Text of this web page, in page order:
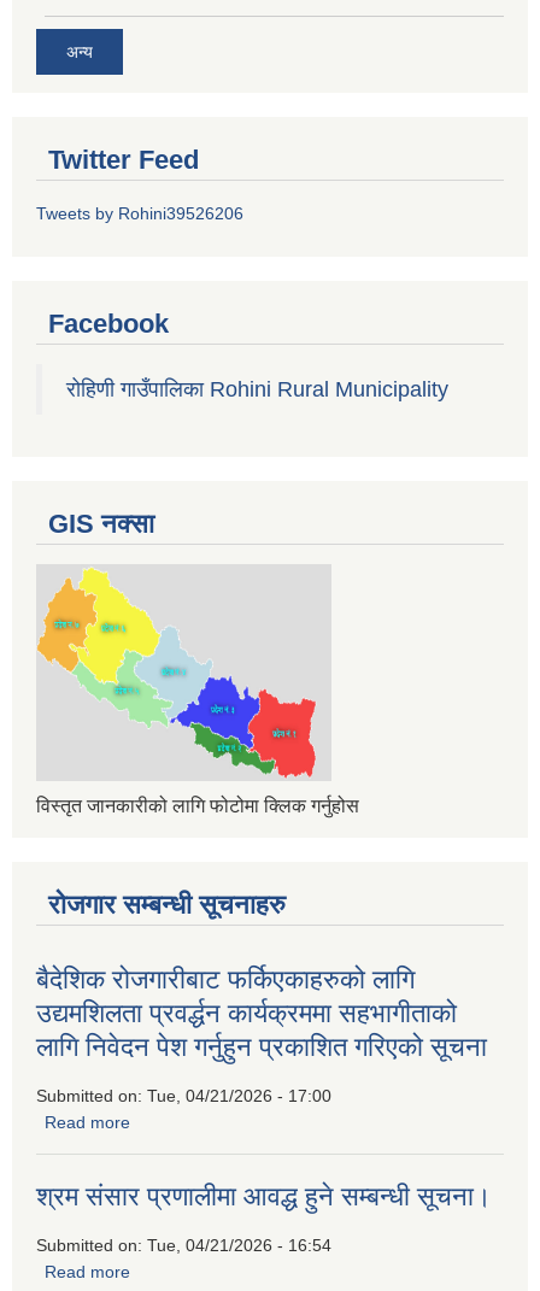
अन्य
Twitter Feed
Tweets by Rohini39526206
Facebook
रोहिणी गाउँपालिका Rohini Rural Municipality
GIS नक्सा
विस्तृत जानकारीको लागि फोटोमा क्लिक गर्नुहोस
रोजगार सम्बन्धी सूचनाहरु
बैदेशिक रोजगारीबाट फर्किएकाहरुको लागि
उद्यमशिलता प्रवर्द्धन कार्यक्रममा सहभागीताको
लागि निवेदन पेश गर्नुहुन प्रकाशित गरिएको सूचना
Submitted on: Tue, 04/21/2026 - 17:00
Read more
श्रम संसार प्रणालीमा आवद्ध हुने सम्बन्धी सूचना।
Submitted on: Tue, 04/21/2026 - 16:54
Read more